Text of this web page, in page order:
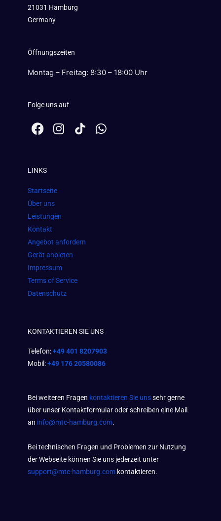
21031 Hamburg
Germany
Öffnungszeiten
Montag – Freitag: 8:30 – 18:00 Uhr
Folge uns auf
F
a
b
o
o
k
I
n
m
W
h
LINKS
Startseite
Über uns
Leistungen
Kontakt
Angebot anfordern
Gerät anbieten
Impressum
Terms of Service
Datenschutz
KONTAKTIEREN SIE UNS
Telefon:+49 401 8207903
Mobil:+49 176 20580086
Bei weiteren Fragen kontaktieren Sie unssehr gerne
über unser Kontaktformular oder schreiben eine Mail
an info@mtc-hamburg.com.
Bei technischen Fragen und Problemen zur Nutzung
der Webseite können Sie uns jederzeit unter
support@mtc-hamburg.com kontaktieren.